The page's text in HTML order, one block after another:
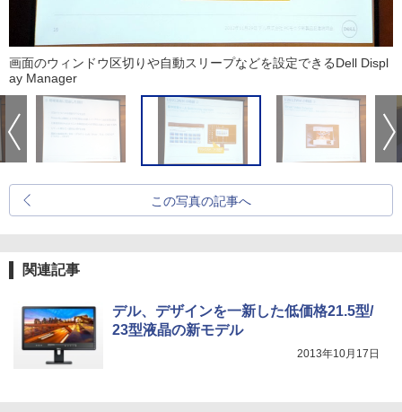
画面のウィンドウ区切りや自動スリープなどを設定できるDell Displ
ay Manager
この写真の記事へ
関連記事
デル、デザインを一新した低価格21.5型/
23型液晶の新モデル
2013年10月17日